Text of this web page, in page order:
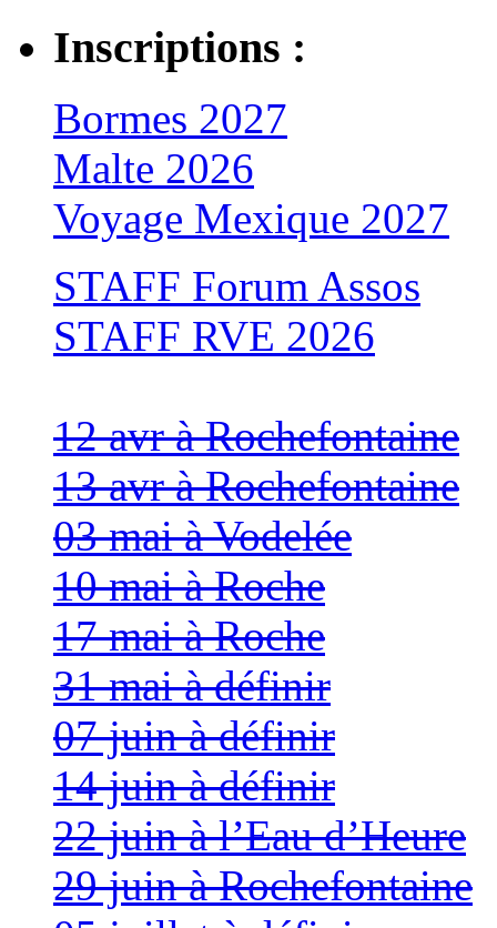
Inscriptions :
Bormes 2027
Malte 2026
Voyage Mexique 2027
STAFF Forum Assos
STAFF RVE 2026
12 avr à Rochefontaine
13 avr à Rochefontaine
03 mai à Vodelée
10 mai à Roche
17 mai à Roche
31 mai à définir
07 juin à définir
14 juin à définir
22 juin à l’Eau d’Heure
29 juin à Rochefontaine